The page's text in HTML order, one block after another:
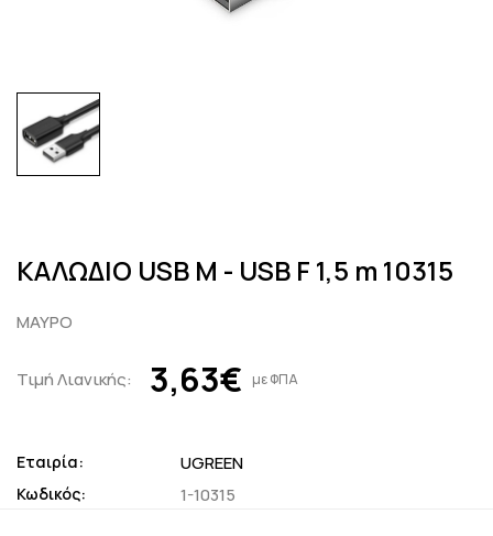
ΚΑΛΩΔΙΟ USB M - USB F 1,5 m 10315
ΜΑΥΡΟ
Τιμή Λιανικής: 3,63€ με ΦΠΑ
Εταιρία: UGREEN
Κωδικός: 1-10315